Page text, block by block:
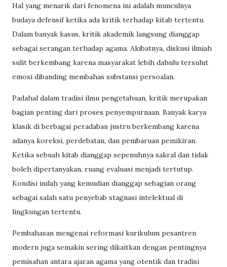
Hal yang menarik dari fenomena ini adalah munculnya
budaya defensif ketika ada kritik terhadap kitab tertentu.
Dalam banyak kasus, kritik akademik langsung dianggap
sebagai serangan terhadap agama. Akibatnya, diskusi ilmiah
sulit berkembang karena masyarakat lebih dahulu tersulut
emosi dibanding membahas substansi persoalan.
Padahal dalam tradisi ilmu pengetahuan, kritik merupakan
bagian penting dari proses penyempurnaan. Banyak karya
klasik di berbagai peradaban justru berkembang karena
adanya koreksi, perdebatan, dan pembaruan pemikiran.
Ketika sebuah kitab dianggap sepenuhnya sakral dan tidak
boleh dipertanyakan, ruang evaluasi menjadi tertutup.
Kondisi inilah yang kemudian dianggap sebagian orang
sebagai salah satu penyebab stagnasi intelektual di
lingkungan tertentu.
Pembahasan mengenai reformasi kurikulum pesantren
modern juga semakin sering dikaitkan dengan pentingnya
pemisahan antara ajaran agama yang otentik dan tradisi